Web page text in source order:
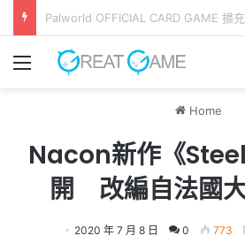
Menu
Home
Nacon新作《
開 改編自法國
2020 年 7 月 8 日 0 773